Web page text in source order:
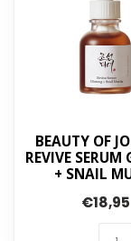
BEAUTY OF
REVIVE SERUM
+ SNAIL
€18,95